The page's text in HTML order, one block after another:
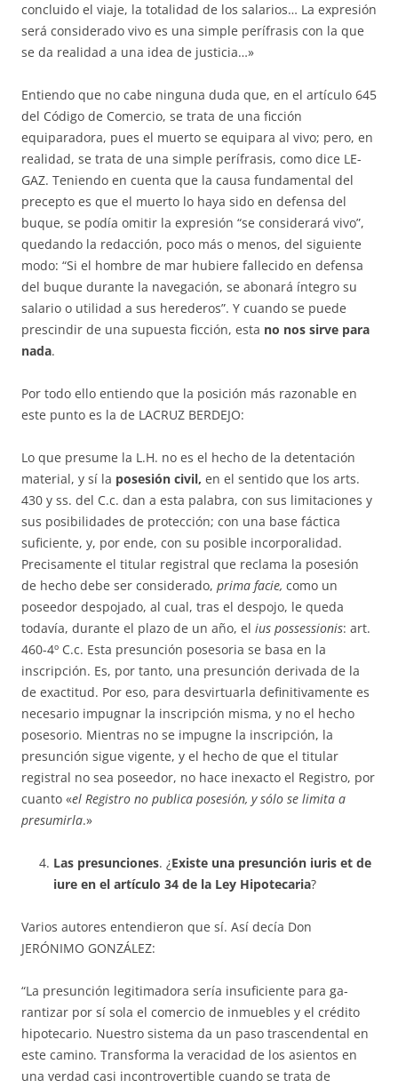
concluido el viaje, la totalidad de los salarios… La expresión
será considerado vivo es una simple perífrasis con la que
se da realidad a una idea de justicia…»
Entiendo que no cabe ninguna duda que, en el artículo 645
del Código de Comercio, se trata de una ficción
equiparadora, pues el muerto se equi­para al vivo; pero, en
realidad, se trata de una simple perífrasis, como dice LE­
GAZ. Teniendo en cuenta que la causa fundamental del
precepto es que el muerto lo haya sido en defensa del
buque, se podía omitir la expre­sión “se considerará vivo”,
quedando la redacción, poco más o menos, del si­guiente
modo: “Si el hombre de mar hubiere fallecido en defensa
del bu­que durante la navegación, se abonará íntegro su
salario o utilidad a sus he­­re­deros”. Y cuando se puede
prescindir de una supuesta ficción, esta no nos sirve para
nada.
Por todo ello entiendo que la posición más razonable en
este punto es la de LACRUZ BERDEJO:
Lo que presume la L.H. no es el hecho de la de­tentación
material, y sí la posesión civil, en el sentido que los arts.
430 y ss. del C.c. dan a esta palabra, con sus limitaciones y
sus po­si­bi­li­da­des de pro­tec­ción; con una ba­se fáctica
suficiente, y, por ende, con su po­sible incor­po­ra­li­dad.
Preci­sa­mente el titular registral que reclama la po­sesión
de hecho debe ser con­siderado, prima facie, como un
poseedor des­pojado, al cual, tras el des­po­jo, le queda
todavía, durante el plazo de un año, el ius possessionis: art.
460-4º C.c. Esta presunción posesoria se basa en la
inscripción. Es, por tanto, una presunción derivada de la
de exactitud. Por eso, para desvir­tuarla defi­niti­va­mente es
necesario impugnar la ins­crip­ción misma, y no el hecho
posesorio. Mientras no se impugne la ins­crip­ción, la
presunción sigue vigente, y el hecho de que el titular
registral no sea poseedor, no hace inexacto el Registro, por
cuan­­to «el Registro no pu­blica posesión, y sólo se limita a
presumirla.»
Las presunciones. ¿Existe una presunción iuris et de
iure en el artículo 34 de la Ley Hipotecaria?
Varios autores entendieron que sí. Así decía Don
JERÓNIMO GONZÁ­LEZ:
“La presunción legitimadora sería insuficiente para ga­
rantizar por sí so­la el comercio de inmuebles y el crédito
hipotecario. Nues­tro sistema da un paso trascendental en
este camino. Transforma la ve­racidad de los asientos en
una verdad casi incontrovertible cuando se trata de